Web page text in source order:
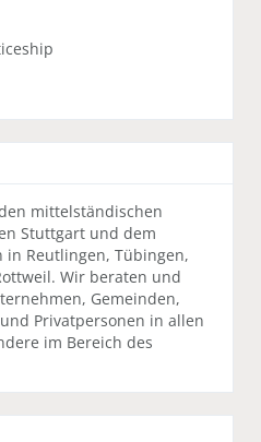
mittelständischen
Stuttgart und dem
in Reutlingen, Tübingen,
Wir beraten und
Gemeinden,
Privatpersonen in allen
im Bereich des